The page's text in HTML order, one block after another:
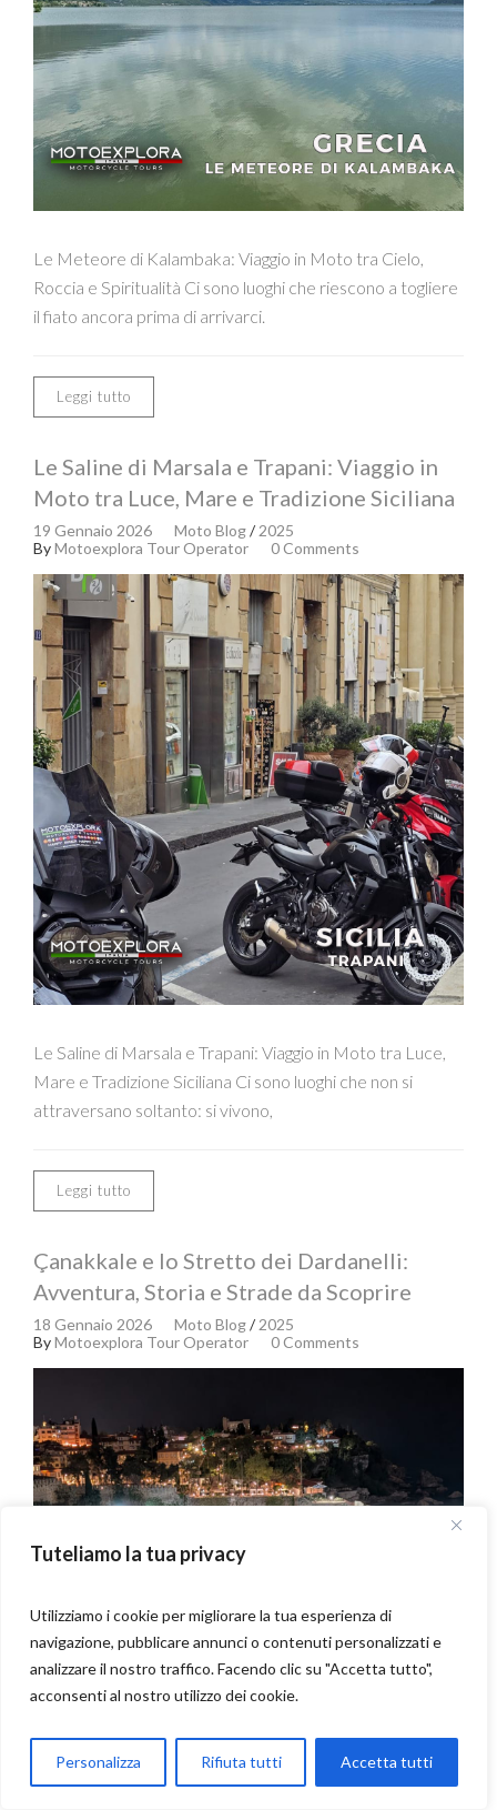
Tuteliamo la tua privacy
Utilizziamo i cookie per migliorare la tua esperienza di
navigazione, pubblicare annunci o contenuti personalizzati e
analizzare il nostro traffico. Facendo clic su "Accetta tutto",
acconsenti al nostro utilizzo dei cookie.
Personalizza Rifiuta tutti Accetta tutti
Le Meteore di Kalambaka: Viaggio in Moto tra Cielo,
Roccia e Spiritualità Ci sono luoghi che riescono a togliere
il fiato ancora prima di arrivarci.
Leggi tutto
Le Saline di Marsala e Trapani: Viaggio in
Moto tra Luce, Mare e Tradizione Siciliana
19 Gennaio 2026 Moto Blog/2025
ByMotoexplora Tour Operator 0 Comments
Le Saline di Marsala e Trapani: Viaggio in Moto tra Luce,
Mare e Tradizione Siciliana Ci sono luoghi che non si
attraversano soltanto: si vivono,
Leggi tutto
Çanakkale e lo Stretto dei Dardanelli:
Avventura, Storia e Strade da Scoprire
18 Gennaio 2026 Moto Blog/2025
ByMotoexplora Tour Operator 0 Comments
Parla con Motoexplora